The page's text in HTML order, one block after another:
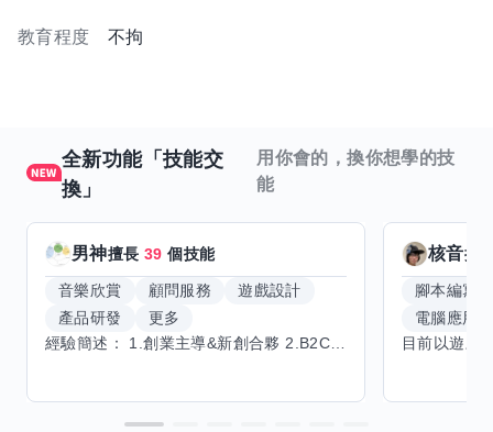
教育程度 不拘
全新功能「技能交
換」
用你會的，換你想學的技
能
男神擅長39 個技能
音樂欣賞 顧問服務
遊戲設計
產品研發
更多
核音擅
腳本編寫
電腦應用